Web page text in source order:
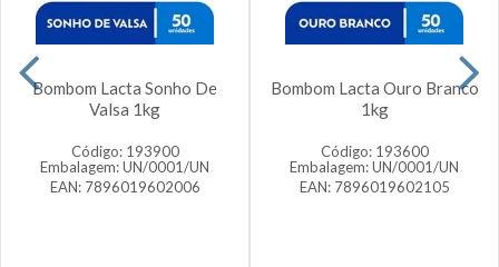
Bombom Lacta Sonho De
Valsa 1kg
Código: 193900
Embalagem: UN/0001/UN
EAN: 7896019602006
Bombom Lacta Ouro Branco
1kg
Código: 193600
Embalagem: UN/0001/UN
EAN: 7896019602105